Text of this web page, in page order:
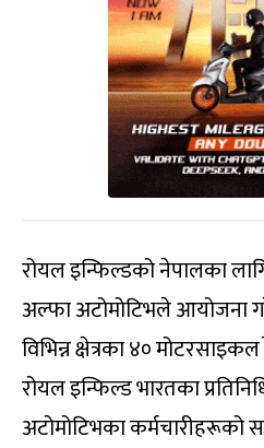
रोयल इन्फिल्डको नेपालका
अल्फा अटोमोटिभले आयोजना
विभिन्न क्षेत्रका ४०
रोयल इन्फिल्ड भारतका
अटोमोटिभका कर्मचारीहरूको